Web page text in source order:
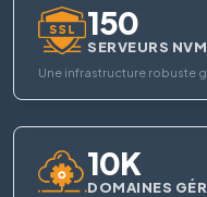
150
SERVEURS
Une infrastructure robuste
10K
DOMAINES